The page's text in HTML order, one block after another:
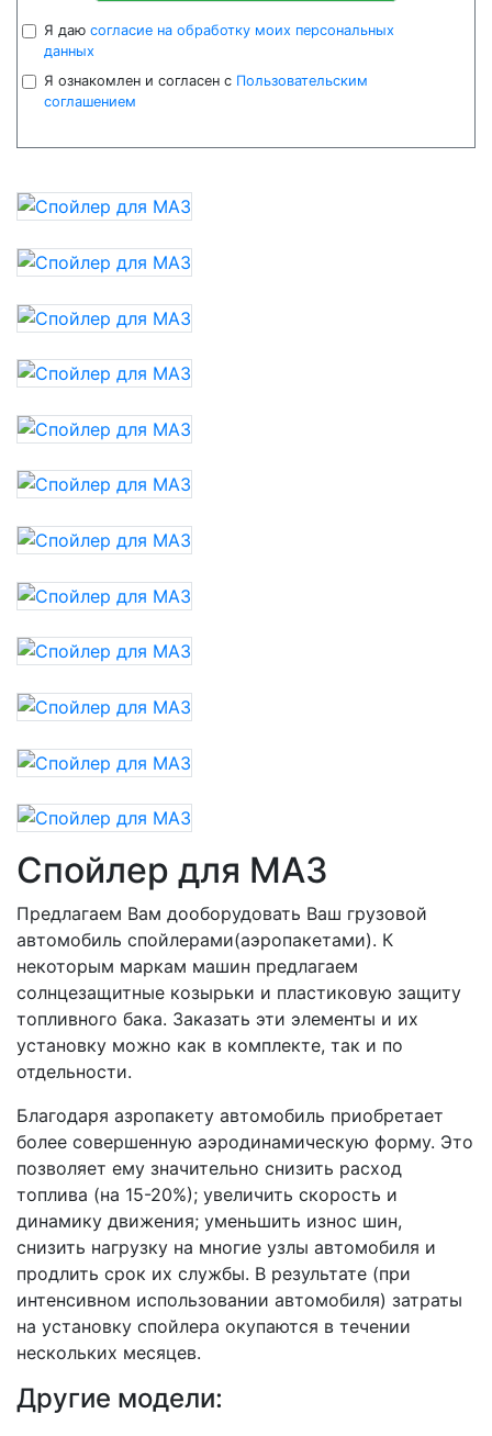
Я даю согласие на обработку моих персональных
данных
Я ознакомлен и согласен с Пользовательским
соглашением
Спойлер для МАЗ
Предлагаем Вам дооборудовать Ваш грузовой
автомобиль спойлерами(аэропакетами). К
некоторым маркам машин предлагаем
солнцезащитные козырьки и пластиковую защиту
топливного бака. Заказать эти элементы и их
установку можно как в комплекте, так и по
отдельности.
Благодаря азропакету автомобиль приобретает
более совершенную аэродинамическую форму. Это
позволяет ему значительно снизить расход
топлива (на 15-20%); увеличить скорость и
динамику движения; уменьшить износ шин,
снизить нагрузку на многие узлы автомобиля и
продлить срок их службы. В результате (при
интенсивном использовании автомобиля) затраты
на установку спойлера окупаются в течении
нескольких месяцев.
Другие модели: